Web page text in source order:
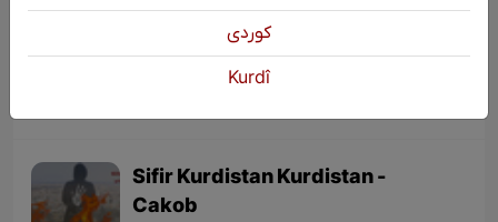
Jin jiyan azadî û semboleke
Sifir Kurdistan Kurdistan -
Cakob
كوردی
Kurdî